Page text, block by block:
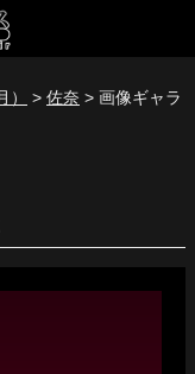
> 佐奈 > 画像ギャラ